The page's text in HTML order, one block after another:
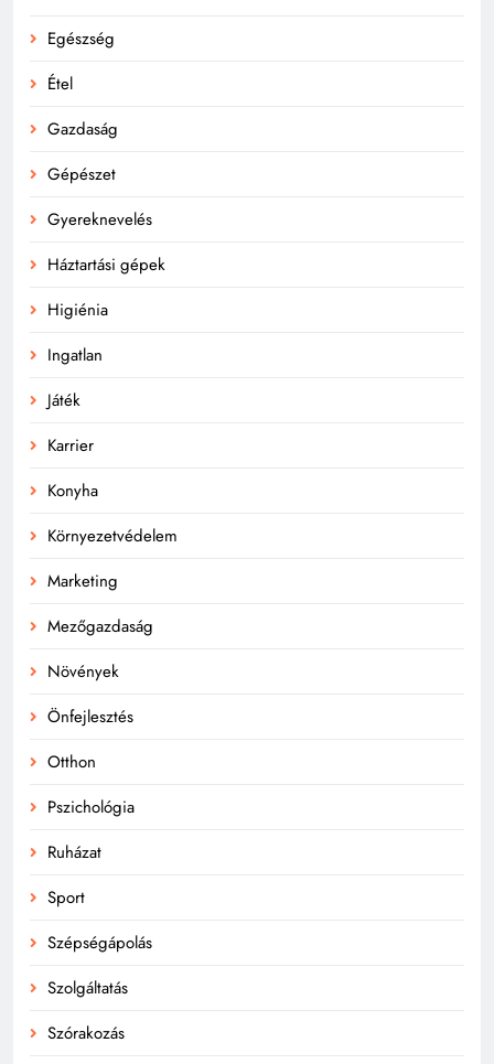
Egészség
Étel
Gazdaság
Gépészet
Gyereknevelés
Háztartási gépek
Higiénia
Ingatlan
Játék
Karrier
Konyha
Környezetvédelem
Marketing
Mezőgazdaság
Növények
Önfejlesztés
Otthon
Pszichológia
Ruházat
Sport
Szépségápolás
Szolgáltatás
Szórakozás